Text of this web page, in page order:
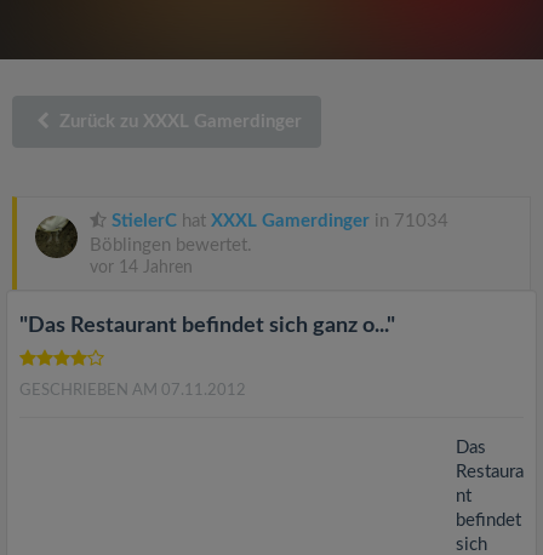
Zurück zu XXXL Gamerdinger
StielerC hat XXXL Gamerdinger in 71034
Böblingen bewertet.
vor 14 Jahren
"Das Restaurant befindet sich ganz o..."
GESCHRIEBEN AM 07.11.2012
Das
Restaura
nt
befindet
sich
a
t